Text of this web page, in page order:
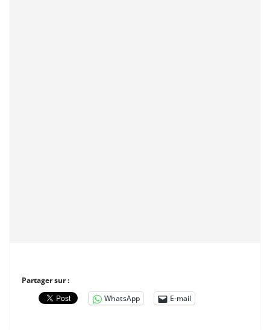
Partager sur :
WhatsApp
E-mail